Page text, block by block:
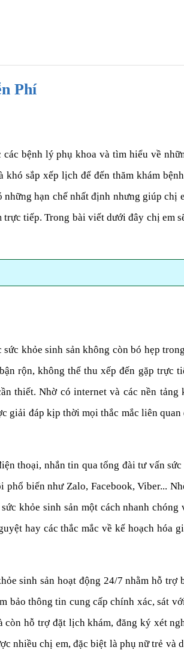
Phí
bệnh lý phụ khoa và tìm hiểu về
sắp xếp lịch để đến thăm khám
hạn chế nhất định nhưng giúp chị
tiếp. Trong bài viết dưới đây chị em
khỏe sinh sản không còn bó hẹp
rộn, không thể thu xếp đến gặp trực
thiết. Nhờ có internet và các nền tảng
giải đáp kịp thời mọi thắc mắc liên quan
thoại, nhắn tin qua tổng đài tư vấn
biến như Zalo, Facebook, Viber...
khỏe sinh sản một cách nhanh chóng
hay các thắc mắc về kế hoạch hóa
sinh sản hoạt động 24/7 nhằm hỗ trợ
bảo thông tin cung cấp chính xác, sát
hỗ trợ đặt lịch khám, đăng ký xét
nhiều chị em, đặc biệt là phụ nữ trẻ và